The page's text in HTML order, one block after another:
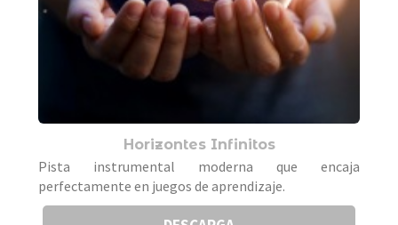
Horizontes Infinitos
Pista instrumental moderna que encaja
perfectamente en juegos de aprendizaje.